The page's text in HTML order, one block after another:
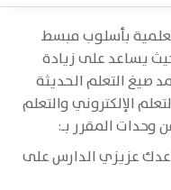
بأسلوب مبسط
يساعد على زيادة
صيغ التعلم الحديثة
الإلكتروني والتعلم
وحدات المقرر بـ:
عزيزي الدارس على